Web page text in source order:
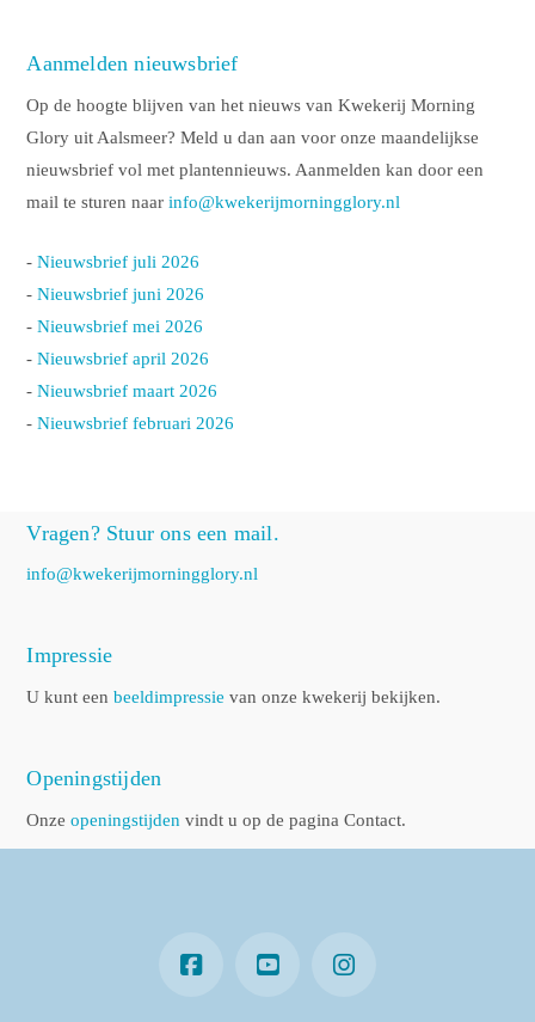
Aanmelden nieuwsbrief
Op de hoogte blijven van het nieuws van Kwekerij Morning
Glory uit Aalsmeer? Meld u dan aan voor onze maandelijkse
nieuwsbrief vol met plantennieuws. Aanmelden kan door een
mail te sturen naarinfo@kwekerijmorningglory.nl
-Nieuwsbrief juli 2026
-Nieuwsbrief juni 2026
-Nieuwsbrief mei 2026
-Nieuwsbrief april 2026
-Nieuwsbrief maart 2026
-Nieuwsbrief februari 2026
Vragen? Stuur ons een mail.
info@kwekerijmorningglory.nl
Impressie
U kunt eenbeeldimpressie van onze kwekerij bekijken.
Openingstijden
Onzeopeningstijden vindt u op de pagina Contact.